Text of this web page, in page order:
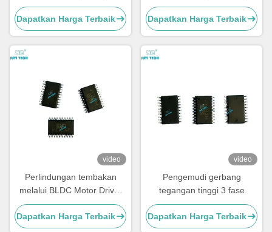
Speed MOSFET & IGBT
Driver dan Built-in Dead-
Time Control untuk BLDC
Motor Control
Dapatkan Harga Terbaik
MOSFET/IGBT Driver ±1A,
High Voltage BLDC Motor
Driver Chip, TSSOP-20
Dapatkan Harga Terbaik
video
Perlindungan tembakan
melalui BLDC Motor Driver
IC dengan Mode Kontrol
SPWM dan Periode Soft
Start 1 S
Dapatkan Harga Terbaik
video
Pengemudi gerbang
tegangan tinggi 3 fase
Dapatkan Harga Terbaik